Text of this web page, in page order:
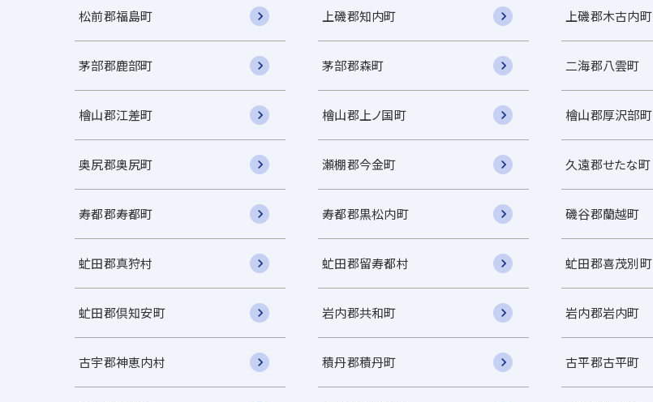
松前郡福島町 上磯郡知内町 上磯郡木古内町
茅部郡鹿部町 茅部郡森町 二海郡八雲町
檜山郡江差町 檜山郡上ノ国町 檜山郡厚沢部町
奥尻郡奥尻町 瀬棚郡今金町 久遠郡せたな町
寿都郡寿都町 寿都郡黒松内町 磯谷郡蘭越町
虻田郡真狩村 虻田郡留寿都村 虻田郡喜茂別町
虻田郡倶知安町 岩内郡共和町 岩内郡岩内町
古宇郡神恵内村 積丹郡積丹町 古平郡古平町